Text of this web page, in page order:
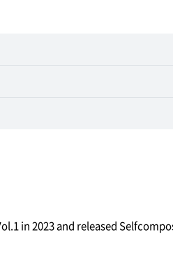
in 2023 and released